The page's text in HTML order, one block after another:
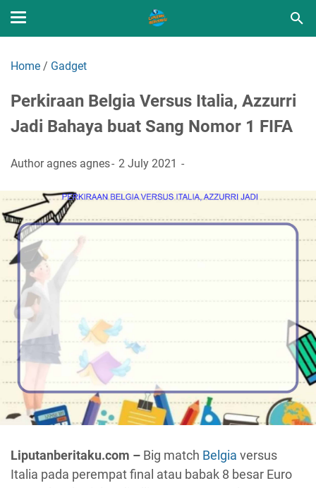
Home / Gadget
Perkiraan Belgia Versus Italia, Azzurri
Jadi Bahaya buat Sang Nomor 1 FIFA
Author agnes agnes 2 July 2021
Liputanberitaku.com – Big match Belgia versus
Italia pada perempat final atau babak 8 besar Euro